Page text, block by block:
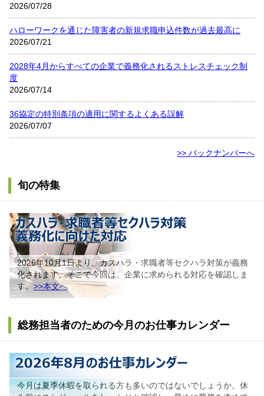
2026/07/28
ハローワークを通じた障害者の新規求職申込件数が過去最高に
2026/07/21
2028年4月からすべての企業で義務化されるストレスチェック制
度
2026/07/14
36協定の特別条項の適用に関するよくある誤解
2026/07/07
>> バックナンバーへ
旬の特集
2026年10月1日より、カスハラ・求職者等セクハラ対策が義務
化されます。そこで今回は、企業に求められる対応を確認しま
す。 >>本文へ
総務担当者のための今月のお仕事カレンダー
今月は夏季休暇を取られる方も多いのではないでしょうか。休